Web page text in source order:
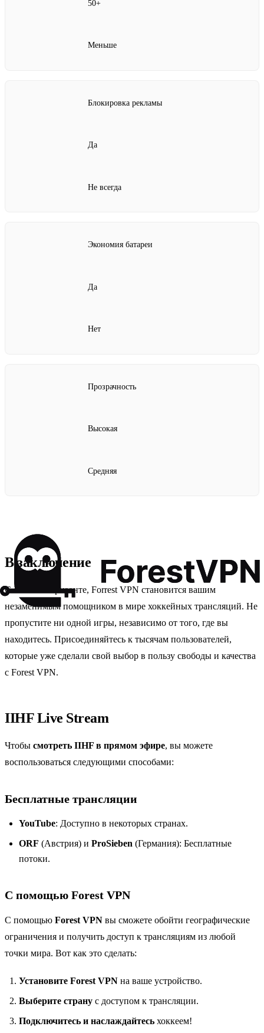
50+
Меньше
Блокировка рекламы
Да
Не всегда
Экономия батареи
Да
Нет
Прозрачность
Высокая
Средняя
В заключение
С IIHF на горизонте, Forrest VPN становится вашим
незаменимым помощником в мире хоккейных трансляций. Не
пропустите ни одной игры, независимо от того, где вы
находитесь. Присоединяйтесь к тысячам пользователей,
которые уже сделали свой выбор в пользу свободы и качества
с Forest VPN.
IIHF Live Stream
Чтобы смотреть IIHF в прямом эфире, вы можете
воспользоваться следующими способами:
Бесплатные трансляции
YouTube: Доступно в некоторых странах.
ORF (Австрия) и ProSieben (Германия): Бесплатные
потоки.
С помощью Forest VPN
С помощью Forest VPN вы сможете обойти географические
ограничения и получить доступ к трансляциям из любой
точки мира. Вот как это сделать:
Установите Forest VPN на ваше устройство.
Выберите страну с доступом к трансляции.
Подключитесь и наслаждайтесь хоккеем!